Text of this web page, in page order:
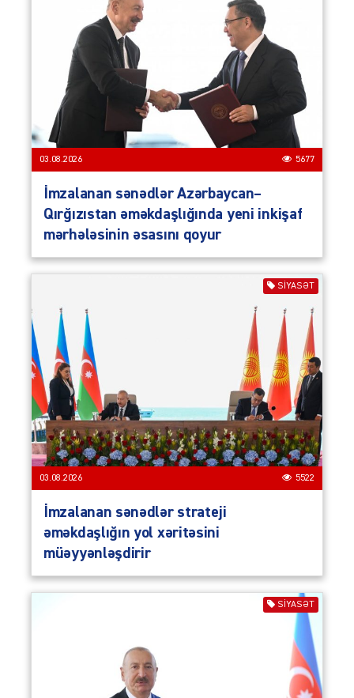
03.08.2026 5677
İmzalanan sənədlər Azərbaycan–
Qırğızıstan əməkdaşlığında yeni inkişaf
mərhələsinin əsasını qoyur
SIYASƏT
03.08.2026 5522
İmzalanan sənədlər strateji
əməkdaşlığın yol xəritəsini
müəyyənləşdirir
SIYASƏT